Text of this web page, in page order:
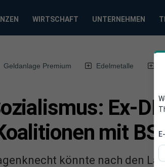
WIRTSCHAFT UNTERNEHMEN
Geldanlage Premium Edelmetalle
Ex-
mit
könnte nach den